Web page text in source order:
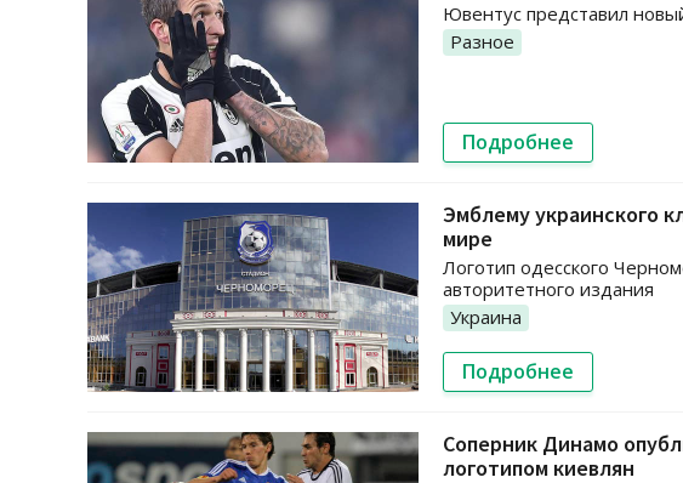
Ювентус представил
Разное
Подробнее
Эмблему украинского
мире
Логотип одесского
авторитетного издания
Украина
Подробнее
Соперник Динамо
логотипом киевлян